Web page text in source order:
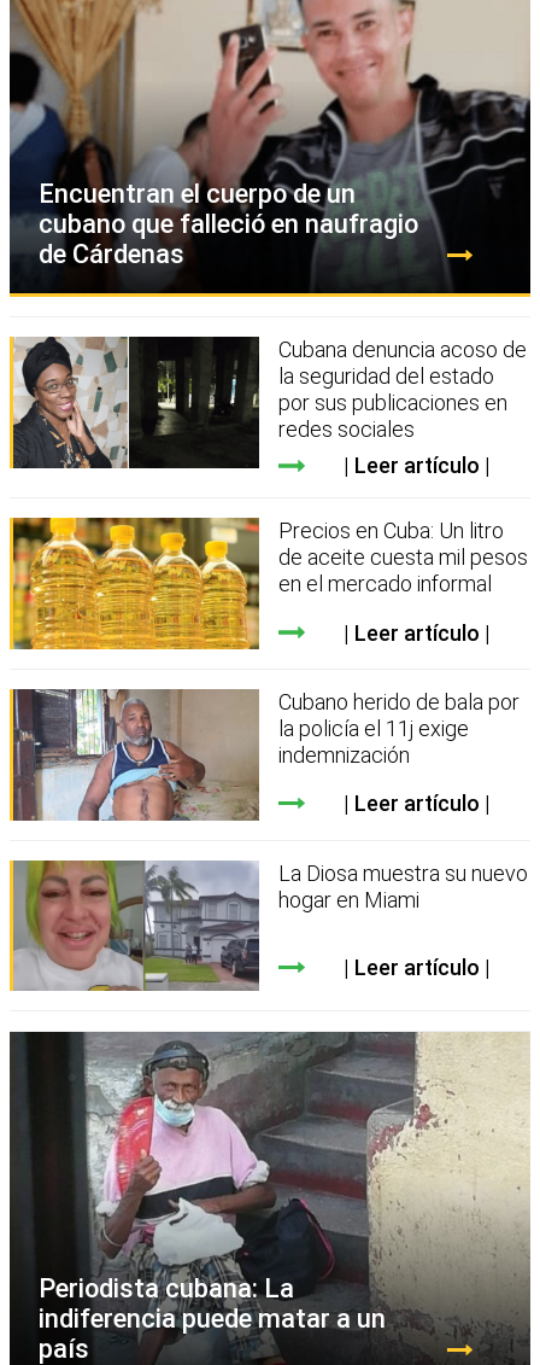
Encuentran el cuerpo de un
cubano que falleció en naufragio
de Cárdenas
Cubana denuncia acoso de
la seguridad del estado
por sus publicaciones en
redes sociales
Leer artículo
Precios en Cuba: Un litro
de aceite cuesta mil pesos
en el mercado informal
Leer artículo
Cubano herido de bala por
la policía el 11j exige
indemnización
Leer artículo
La Diosa muestra su nuevo
hogar en Miami
Leer artículo
Periodista cubana: La
indiferencia puede matar a un
país